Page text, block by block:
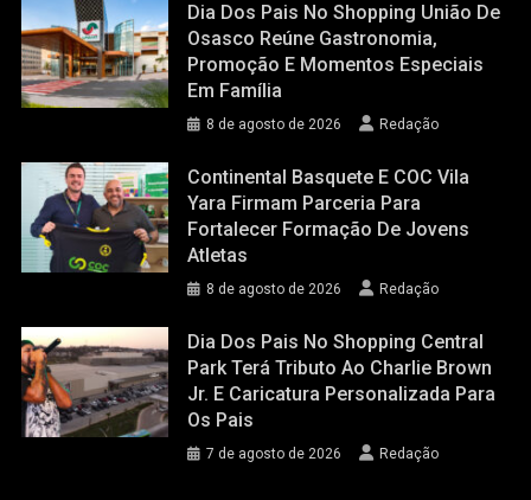
Dia Dos Pais No Shopping União De
Osasco Reúne Gastronomia,
Promoção E Momentos Especiais
Em Família
8 de agosto de 2026 Redação
Continental Basquete E COC Vila
Yara Firmam Parceria Para
Fortalecer Formação De Jovens
Atletas
8 de agosto de 2026 Redação
Dia Dos Pais No Shopping Central
Park Terá Tributo Ao Charlie Brown
Jr. E Caricatura Personalizada Para
Os Pais
7 de agosto de 2026 Redação